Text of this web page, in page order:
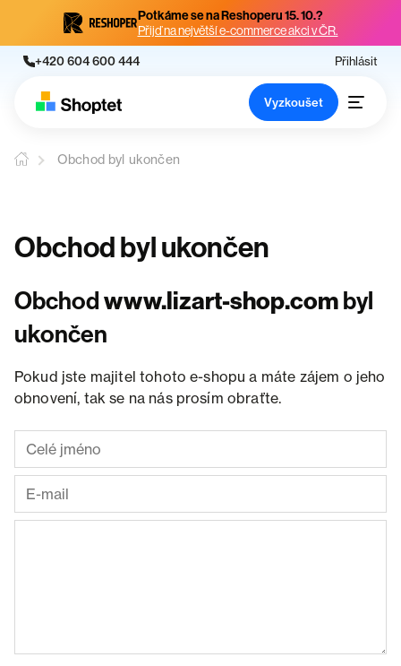
Potkáme se na Reshoperu 15. 10.?
Přijď na největší e-commerce akci v ČR.
+420 604 600 444 Přihlásit
Vyzkoušet
Obchod byl ukončen
Obchod byl ukončen
Obchodwww.lizart-shop.combyl
ukončen
Pokud jste majitel tohoto e-shopu a máte zájem o jeho
obnovení, tak se na nás prosím obraťte.